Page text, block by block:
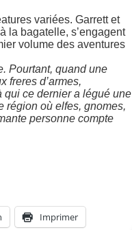
variées. Garrett et
la bagatelle, s’engagent
volume des aventures
Pourtant, quand une
freres d’armes,
qui ce dernier a légué une
région où elfes, gnomes,
personne compte
Imprimer